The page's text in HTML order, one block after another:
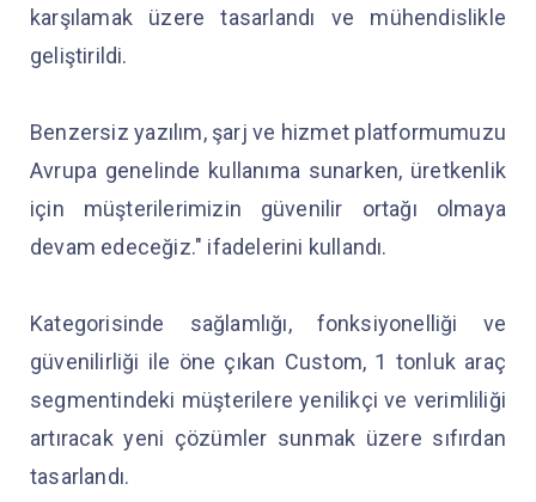
karşılamak üzere tasarlandı ve mühendislikle
geliştirildi.
Benzersiz yazılım, şarj ve hizmet platformumuzu
Avrupa genelinde kullanıma sunarken, üretkenlik
için müşterilerimizin güvenilir ortağı olmaya
devam edeceğiz." ifadelerini kullandı.
Kategorisinde sağlamlığı, fonksiyonelliği ve
güvenilirliği ile öne çıkan Custom, 1 tonluk araç
segmentindeki müşterilere yenilikçi ve verimliliği
artıracak yeni çözümler sunmak üzere sıfırdan
tasarlandı.